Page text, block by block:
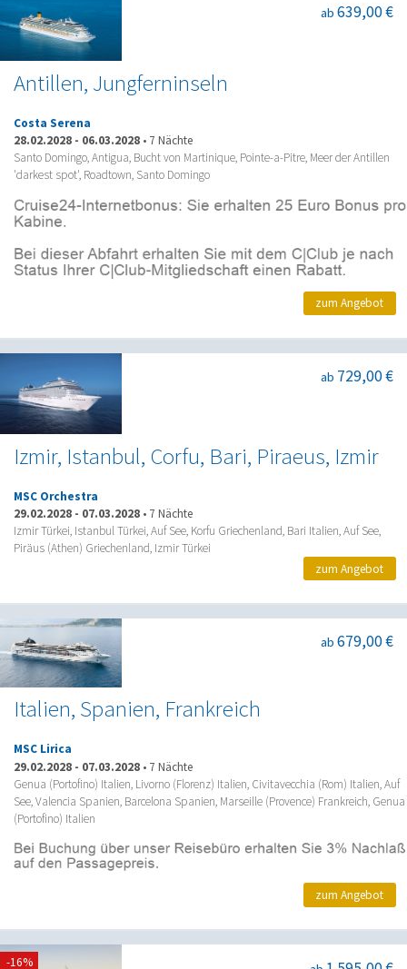
Antillen, Jungferninseln
ab 639,00 €
Costa Serena
28.02.2028 - 06.03.2028 • 7 Nächte
Santo Domingo, Antigua, Bucht von Martinique, Pointe-a-Pitre, Meer der Antillen
'darkest spot', Roadtown, Santo Domingo
zum Angebot
Izmir, Istanbul, Corfu, Bari, Piraeus, Izmir
ab 729,00 €
MSC Orchestra
29.02.2028 - 07.03.2028 • 7 Nächte
Izmir Türkei, Istanbul Türkei, Auf See, Korfu Griechenland, Bari Italien, Auf See,
Piräus (Athen) Griechenland, Izmir Türkei
zum Angebot
Italien, Spanien, Frankreich
ab 679,00 €
MSC Lirica
29.02.2028 - 07.03.2028 • 7 Nächte
Genua (Portofino) Italien, Livorno (Florenz) Italien, Civitavecchia (Rom) Italien, Auf
See, Valencia Spanien, Barcelona Spanien, Marseille (Provence) Frankreich, Genua
(Portofino) Italien
zum Angebot
-16%